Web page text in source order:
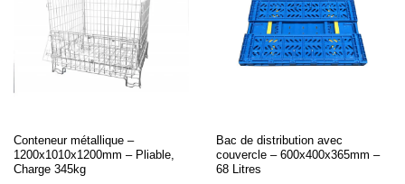
Conteneur métallique –
1200x1010x1200mm – Pliable,
Charge 345kg
Bac de distribution avec
couvercle – 600x400x365mm –
68 Litres